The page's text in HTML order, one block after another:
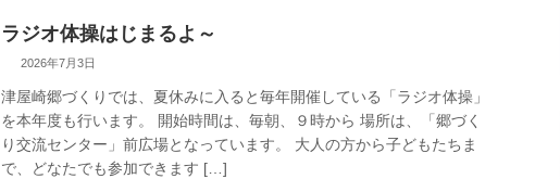
ラジオ体操はじまるよ～
2026年7月3日
津屋崎郷づくりでは、夏休みに入ると毎年開催している「ラジオ体操」
を本年度も行います。 開始時間は、毎朝、９時から 場所は、「郷づく
り交流センター」前広場となっています。 大人の方から子どもたちま
で、どなたでも参加できます […]